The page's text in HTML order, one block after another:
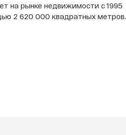
на рынке недвижимости с 1995
2 620 000 квадратных метров.